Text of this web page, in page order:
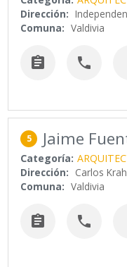
Dirección:
Comuna: Valdivia
 
5 Jaime
Categoría:
Dirección: Carlos
Comuna: Valdivia
 